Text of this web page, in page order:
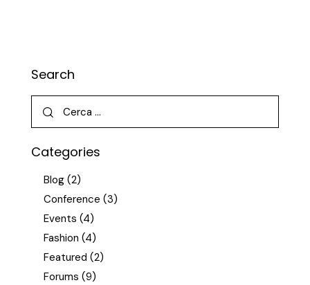
Search
Categories
Blog (2)
Conference (3)
Events (4)
Fashion (4)
Featured (2)
Forums (9)